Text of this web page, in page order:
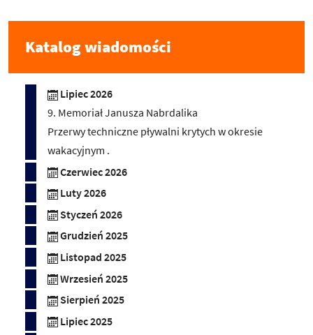
Katalog wiadomości
Lipiec 2026
9. Memoriał Janusza Nabrdalika
Przerwy techniczne pływalni krytych w okresie
wakacyjnym .
Czerwiec 2026
Luty 2026
Styczeń 2026
Grudzień 2025
Listopad 2025
Wrzesień 2025
Sierpień 2025
Lipiec 2025